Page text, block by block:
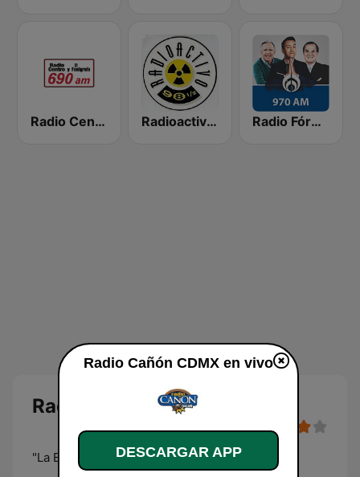
Radio Centro y El Fonógrafo Radioactivo 98.5 FM Radio Fórmula 970 AM
Radio Cañón CDMX en vivo
"La Estación Que Sueña Cañon"
Radio Cañón CDMX en vivo
DESCARGAR APP